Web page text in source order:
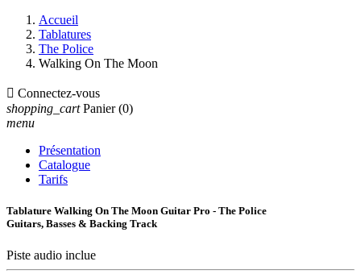
Accueil
Tablatures
The Police
Walking On The Moon
 Connectez-vous
shopping_cart Panier (0)
menu
Présentation
Catalogue
Tarifs
Tablature Walking On The Moon Guitar Pro - The Police
Guitars, Basses & Backing Track
Piste audio inclue